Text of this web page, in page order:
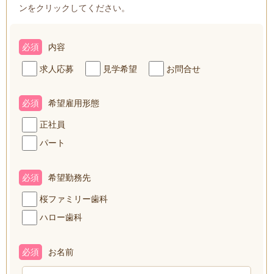
ンをクリックしてください。
内容
必須
求人応募 見学希望 お問合せ
希望雇用形態
必須
正社員
パート
希望勤務先
必須
桜ファミリー歯科
ハロー歯科
お名前
必須